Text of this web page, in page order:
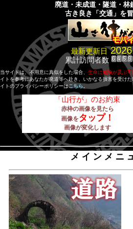
廃道・未成道・隧道・林
古き良き「交通」を
最新更新日
累計訪問者数
当サイトは、不用意に真似をした場合、 生命に危険が及ぶ
イトを参考にあなたが廃道等へ赴き、いかなる損害を受け
イトのプライバシーポリシーはこちら
「山行が」のお約束
赤枠の画像を見たら
画像をタップ！
画像が変化します
メインメニ